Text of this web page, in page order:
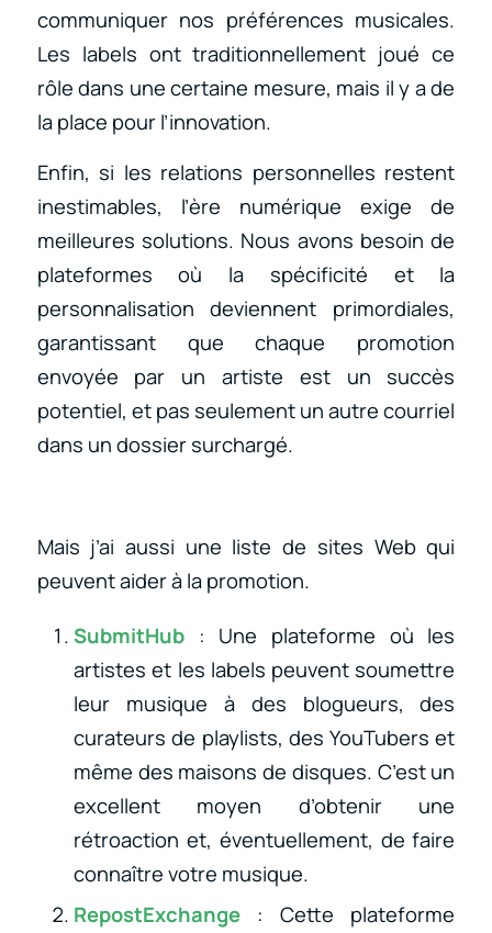
communiquer nos préférences musicales.
Les labels ont traditionnellement joué ce
rôle dans une certaine mesure, mais il y a de
la place pour l’innovation.
Enfin, si les relations personnelles restent
inestimables, l’ère numérique exige de
meilleures solutions. Nous avons besoin de
plateformes où la spécificité et la
personnalisation deviennent primordiales,
garantissant que chaque promotion
envoyée par un artiste est un succès
potentiel, et pas seulement un autre courriel
dans un dossier surchargé.
Mais j’ai aussi une liste de sites Web qui
peuvent aider à la promotion.
SubmitHub : Une plateforme où les
artistes et les labels peuvent soumettre
leur musique à des blogueurs, des
curateurs de playlists, des YouTubers et
même des maisons de disques. C’est un
excellent moyen d’obtenir une
rétroaction et, éventuellement, de faire
connaître votre musique.
RepostExchange : Cette plateforme